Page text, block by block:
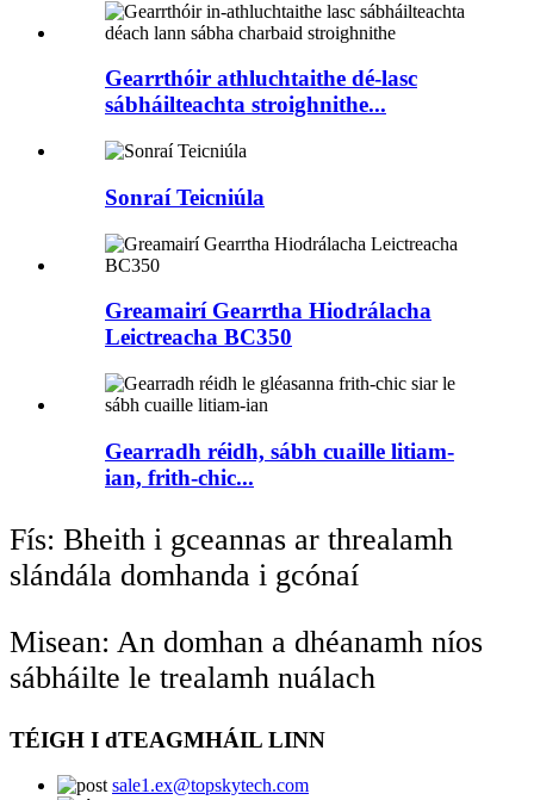
Gearrthóir athluchtaithe dé-lasc
sábháilteachta stroighnithe...
Sonraí Teicniúla
Greamairí Gearrtha Hiodrálacha
Leictreacha BC350
Gearradh réidh, sábh cuaille litiam-
ian, frith-chic...
Fís: Bheith i gceannas ar threalamh
slándála domhanda i gcónaí
Misean: An domhan a dhéanamh níos
sábháilte le trealamh nuálach
TÉIGH I dTEAGMHÁIL LINN
sale1.ex@topskytech.com